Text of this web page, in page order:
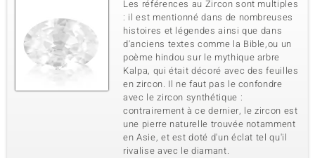
Les références au Zircon sont multiples
: il est mentionné dans de nombreuses
histoires et légendes ainsi que dans
d'anciens textes comme la Bible,ou un
poème hindou sur le mythique arbre
Kalpa, qui était décoré avec des feuilles
en zircon. Il ne faut pas le confondre
avec le zircon synthétique :
contrairement à ce dernier, le zircon est
une pierre naturelle trouvée notamment
en Asie, et est doté d'un éclat tel qu'il
rivalise avec le diamant.